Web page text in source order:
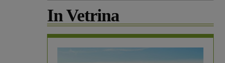
In Vetrina